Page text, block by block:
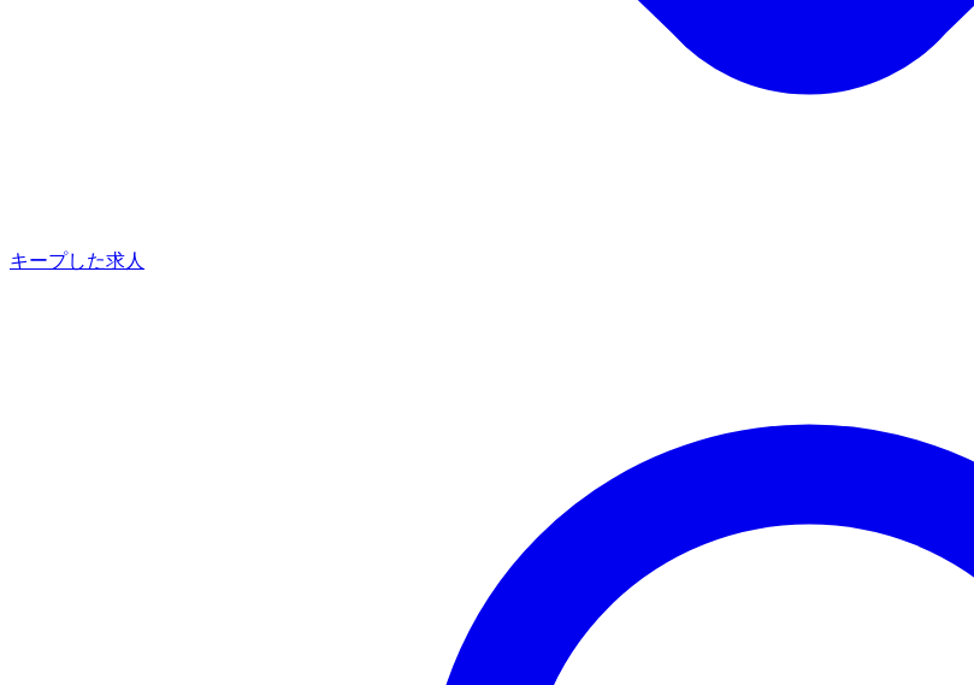
キープした求人